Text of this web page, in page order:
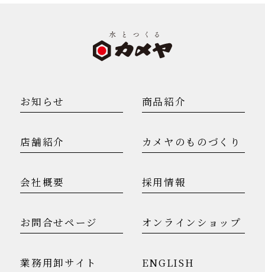
お知らせ 商品紹介
店舗紹介 カメヤのものづくり
会社概要 採用情報
お問合せページ オンラインショップ
業務用卸サイト ENGLISH